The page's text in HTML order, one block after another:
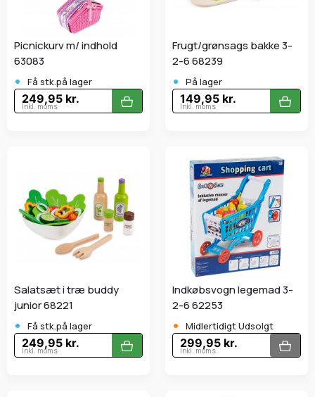
Picnickurv m/ indhold
63083
• Få stk.på lager
249,95 kr.
Inkl. moms
Frugt/grønsags bakke 3-
2-6 68239
• På lager
149,95 kr.
Inkl. moms
Salatsæt i træ buddy
junior 68221
• Få stk.på lager
249,95 kr.
Inkl. moms
Indkøbsvogn legemad 3-
2-6 62253
• Midlertidigt Udsolgt
299,95 kr.
Inkl. moms